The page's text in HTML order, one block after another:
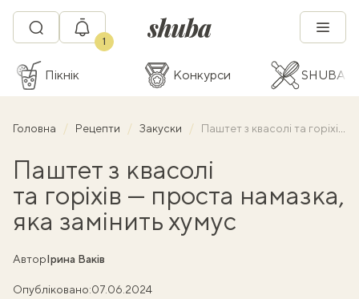
1
Пікнік Конкурси SHUBA
Головна Рецепти Закуски Паштет з квасолі та горіхів — проста намазка, яка замінить хумус
Паштет з квасолі
та горіхів — проста намазка,
яка замінить хумус
АвторІрина Ваків
Опубліковано:07.06.2024